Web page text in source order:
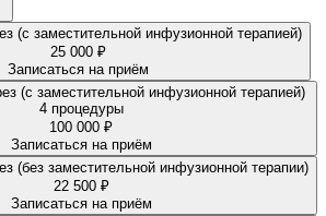
Лечебный плазмаферез (с заместительной инфузионной терапией)
25 000 ₽
Записаться на приём
4 процедуры
100 000 ₽
Записаться на приём
(без заместительной инфузионной терапии)
22 500 ₽
Записаться на приём